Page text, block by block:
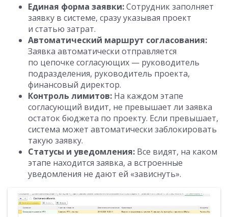
Единая форма заявки:Сотрудник заполняет
заявку в системе, сразу указывая проект
и статью затрат.
Автоматический маршрут согласования:
Заявка автоматически отправляется
по цепочке согласующих — руководитель
подразделения, руководитель проекта,
финансовый директор.
Контроль лимитов: На каждом этапе
согласующий видит, не превышает ли заявка
остаток бюджета по проекту. Если превышает,
система может автоматически заблокировать
такую заявку.
Статусы и уведомления: Все видят, на каком
этапе находится заявка, а встроенные
уведомления не дают ей «зависнуть».